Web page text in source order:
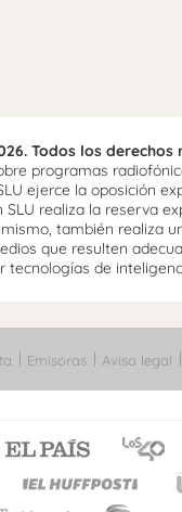
Todos los
programas
ejerce la oposición
SLU realiza la
también
que resulten
de
Emisoras Aviso legal